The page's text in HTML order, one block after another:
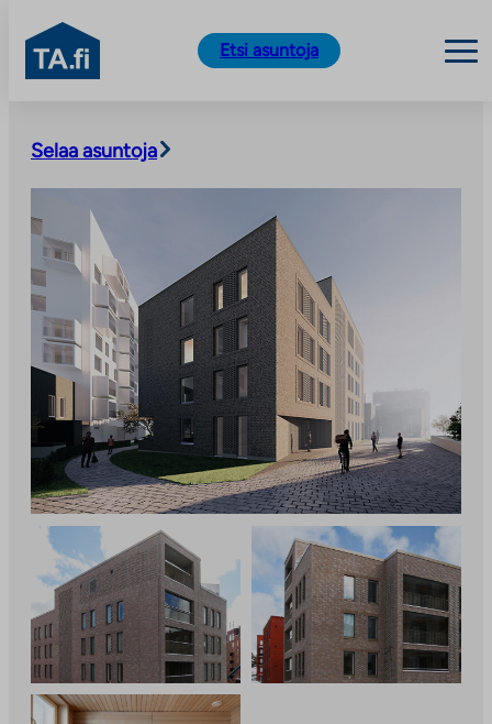
sisältöön
TA.fi
Etsi asuntoja
Selaa asuntoja